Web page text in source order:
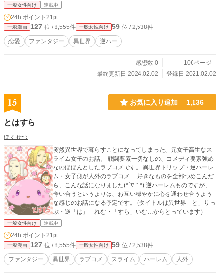
一般女性向け 連載中
24h.ポイント 21pt
一般漫画 127 位 / 8,555件 一般女性向け 59 位 / 2,538件
恋愛 ファンタジー 異世界 逆ハー
感想数 0
106ページ
最終更新日 2024.02.02
登録日 2021.02.02
15 お気に入り追加 1,136
とはすら
ほくせつ
突然異世界で暮らすことになってしまった、元女子高生なス
ライム女子のお話。 戦闘要素一切なしの、コメディ要素強め
なのほほんとしたラブコメです。 異世界トリップ・逆ハーレ
ム・女子側が人外のラブコメ… 好きなものを全部つめこんだ
ら、こんな話になりました(*´∇｀*) 逆ハーレムものですが、
奪い合うというよりは、お互い穏やかに心を通わせ合うよう
な感じのお話になる予定です。 (タイトルは異世界「と」りっ
ぷ・逆「は」－れむ・「すら」いむ…からとっています）
一般女性向け 連載中
24h.ポイント 21pt
一般漫画 127 位 / 8,555件 一般女性向け 59 位 / 2,538件
ファンタジー 異世界 ラブコメ スライム ハーレム 人外